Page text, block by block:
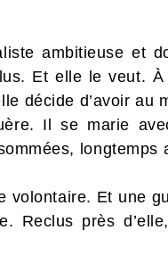
ambitieuse et
Et elle le veut.
décide d’avoir au
Il se marie
longtemps
volontaire. Et une
Reclus près